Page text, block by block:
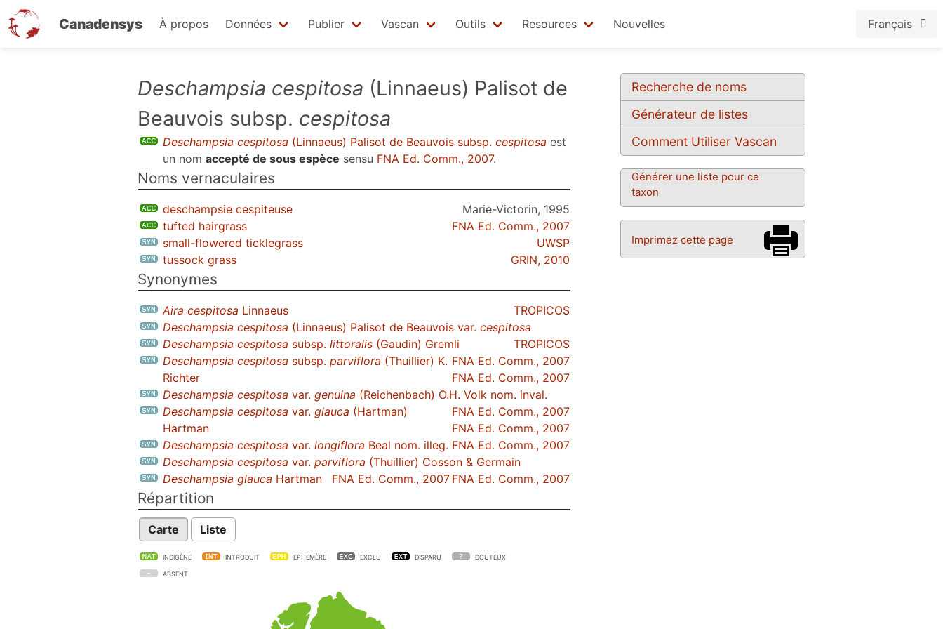
Canadensys À propos Données Publier Vascan Outils Resources Nouvelles Français
Recherche de noms
Générateur de listes
Comment Utiliser Vascan
Générer une liste pour ce
taxon
Imprimez cette page
Deschampsia cespitosa (Linnaeus) Palisot de
Beauvois subsp. cespitosa
Deschampsia cespitosa (Linnaeus) Palisot de Beauvois subsp. cespitosa est
un nom accepté de sous espèce sensu FNA Ed. Comm., 2007.
Noms vernaculaires
deschampsie cespiteuse
Marie-Victorin, 1995
tufted hairgrass
FNA Ed. Comm., 2007
small-flowered ticklegrass
UWSP
tussock grass
GRIN, 2010
Synonymes
Aira cespitosa Linnaeus
TROPICOS
Deschampsia cespitosa (Linnaeus) Palisot de Beauvois var. cespitosa
TROPICOS
Deschampsia cespitosa subsp. littoralis (Gaudin) Gremli
FNA Ed. Comm., 2007
Deschampsia cespitosa subsp. parviflora (Thuillier) K.
Richter
FNA Ed. Comm., 2007
Deschampsia cespitosa var. genuina (Reichenbach) O.H. Volk nom. inval.
FNA Ed. Comm., 2007
Deschampsia cespitosa var. glauca (Hartman)
Hartman
FNA Ed. Comm., 2007
Deschampsia cespitosa var. longiflora Beal nom. illeg. FNA Ed. Comm., 2007
Deschampsia cespitosa var. parviflora (Thuillier) Cosson & Germain
FNA Ed. Comm., 2007
Deschampsia glauca Hartman FNA Ed. Comm., 2007
Répartition
Carte Liste
INDIGÈNE INTRODUIT EPHEMÈRE EXCLU DISPARU DOUTEUX
ABSENT